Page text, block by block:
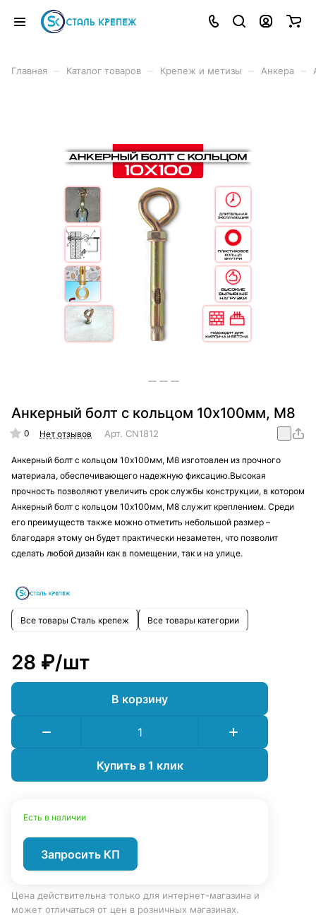
Главная Каталог товаров Крепеж и метизы Анкера
Анкерный болт с кольцом 10х100мм, М8
0 Нет отзывов Арт. CN1812
Анкерный болт с кольцом 10х100мм, М8 изготовлен из прочного
материала, обеспечивающего надежную фиксацию.Высокая
прочность позволяют увеличить срок службы конструкции, в котором
Анкерный болт с кольцом 10х100мм, М8 служит креплением. Среди
его преимуществ также можно отметить небольшой размер –
благодаря этому он будет практически незаметен, что позволит
сделать любой дизайн как в помещении, так и на улице.
Все товары Сталь крепеж Все товары категории
28 ₽/шт
В корзину
Купить в 1 клик
Есть в наличии
Запросить КП
Цена действительна только для интернет-магазина и
может отличаться от цен в розничных магазинах.